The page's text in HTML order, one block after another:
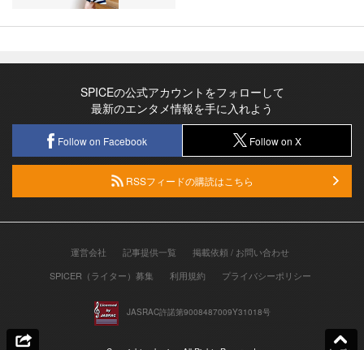
SPICEの公式アカウントをフォローして
最新のエンタメ情報を手に入れよう
Follow on Facebook Follow on X
RSSフィードの購読はこちら
運営会社 記事提供一覧
掲載依頼 / お問い合わせ
SPICER（ライター）募集
利用規約 プライバシーポリシー
JASRAC許諾第9008487009Y31018号